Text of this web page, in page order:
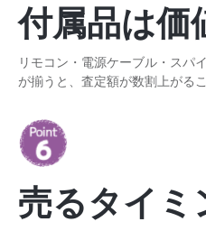
付属品は価
リモコン・電源ケーブル・スパ
が揃うと、査定額が数割上がる
売るタイミ